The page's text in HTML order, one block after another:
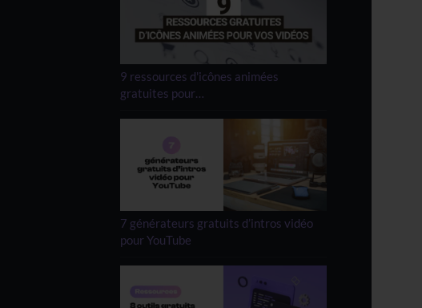
9 ressources d'icônes animées
gratuites pour…
7 générateurs gratuits d’intros vidéo
pour YouTube